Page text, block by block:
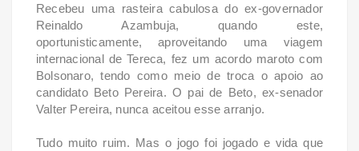
Recebeu uma rasteira cabulosa do ex-governador
Reinaldo Azambuja, quando este,
oportunisticamente, aproveitando uma viagem
internacional de Tereca, fez um acordo maroto com
Bolsonaro, tendo como meio de troca o apoio ao
candidato Beto Pereira. O pai de Beto, ex-senador
Valter Pereira, nunca aceitou esse arranjo.
Tudo muito ruim. Mas o jogo foi jogado e vida que